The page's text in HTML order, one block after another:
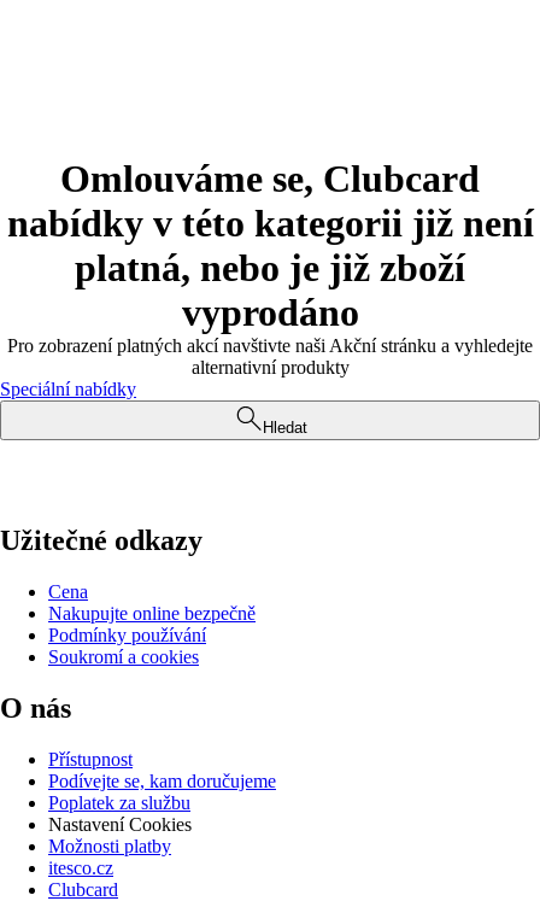
Omlouváme se, Clubcard
nabídky v této kategorii již není
platná, nebo je již zboží
vyprodáno
Pro zobrazení platných akcí navštivte naši Akční stránku a vyhledejte
alternativní produkty
Speciální nabídky
Hledat
Užitečné odkazy
Cena
Nakupujte online bezpečně
Podmínky používání
Soukromí a cookies
O nás
Přístupnost
Podívejte se, kam doručujeme
Poplatek za službu
Nastavení Cookies
Možnosti platby
itesco.cz
Clubcard